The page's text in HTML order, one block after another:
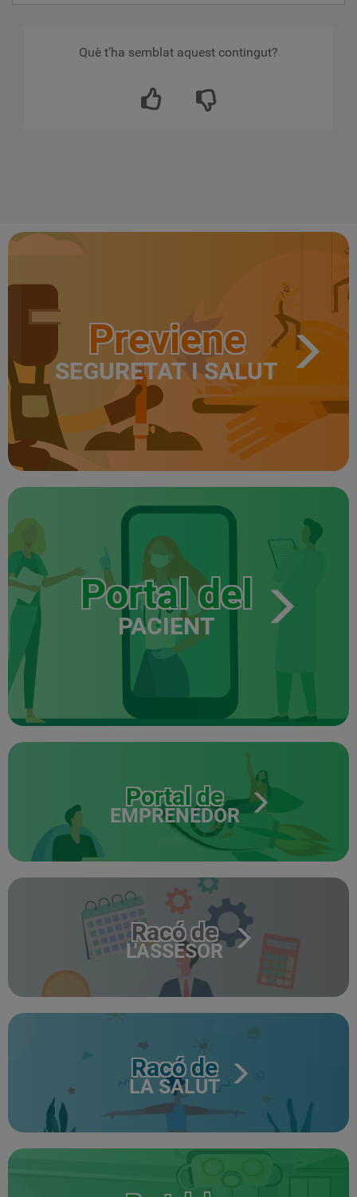
Què t’ha semblat aquest contingut?
Previene
SEGURETAT I SALUT
Portal del
PACIENT
Portal de
EMPRENEDOR
Racó de
L'ASSESOR
Racó de
LA SALUT